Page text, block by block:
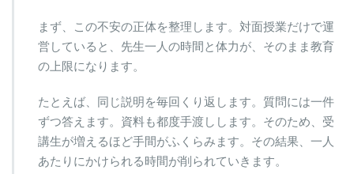
まず、この不安の正体を整理します。対面授業だけで運
営していると、先生一人の時間と体力が、そのまま教育
の上限になります。
たとえば、同じ説明を毎回くり返します。質問には一件
ずつ答えます。資料も都度手渡しします。そのため、受
講生が増えるほど手間がふくらみます。その結果、一人
あたりにかけられる時間が削られていきます。